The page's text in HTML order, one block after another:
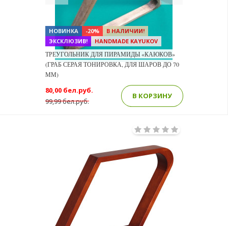
НОВИНКА -20%
В НАЛИЧИИ!
ЭКСКЛЮЗИВ!
HANDMADE KAYUKOV
ТРЕУГОЛЬНИК ДЛЯ ПИРАМИДЫ «КАЮКОВ»
(ГРАБ СЕРАЯ ТОНИРОВКА, ДЛЯ ШАРОВ ДО 70
ММ)
99,99 бел.руб.
80,00 бел.руб.
В КОРЗИНУ